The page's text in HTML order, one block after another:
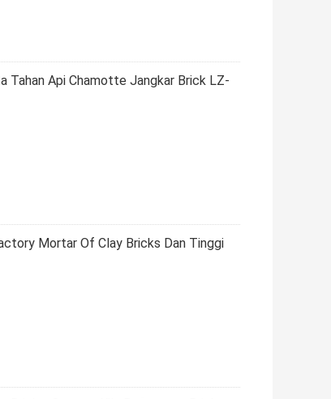
Tahan Api Chamotte Jangkar Brick LZ-
Mortar Of Clay Bricks Dan Tinggi